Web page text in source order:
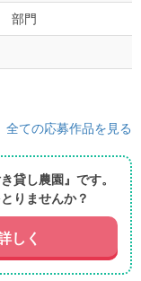
部門
全ての応募作品を見る
貸し農園』です。
りませんか？
しく